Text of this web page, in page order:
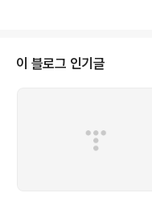
는 관리자의 선장려와 사원들의
것은 자명한 일이다. 7년간 느껴
이 블로그 인기글